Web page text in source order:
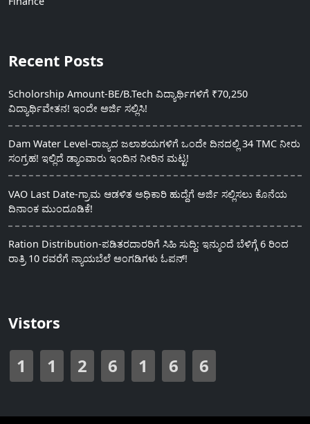
Recent Posts
Scholorship Amount-BE/B.Tech ವಿದ್ಯಾರ್ಥಿಗಳಿಗೆ ₹70,250
ವಿದ್ಯಾರ್ಥಿವೇತನ! ಇಂದೇ ಅರ್ಜಿ ಸಲ್ಲಿಸಿ!
Dam Water Level-ರಾಜ್ಯದ ಜಲಾಶಯಗಳಿಗೆ ಒಂದೇ ದಿನದಲ್ಲಿ 34 TMC ನೀರು
ಸಂಗ್ರಹ! ಇಲ್ಲಿದೆ ಡ್ಯಾಂವಾರು ಇಂದಿನ ನೀರಿನ ಮಟ್ಟ!
VAO Last Date-ಗ್ರಾಮ ಆಡಳಿತ ಅಧಿಕಾರಿ ಹುದ್ದೆಗೆ ಅರ್ಜಿ ಸಲ್ಲಿಸಲು ಕೊನೆಯ
ದಿನಾಂಕ ಮುಂದೂಡಿಕೆ!
Ration Distribution-ಪಡಿತರದಾರರಿಗೆ ಸಿಹಿ ಸುದ್ದಿ: ಇನ್ಮುಂದೆ ಬೆಳಿಗ್ಗೆ 6 ರಿಂದ
ರಾತ್ರಿ 10 ರವರೆಗೆ ನ್ಯಾಯಬೆಲೆ ಅಂಗಡಿಗಳು ಓಪನ್!
Vistors
1 1 2 6 1 6 6